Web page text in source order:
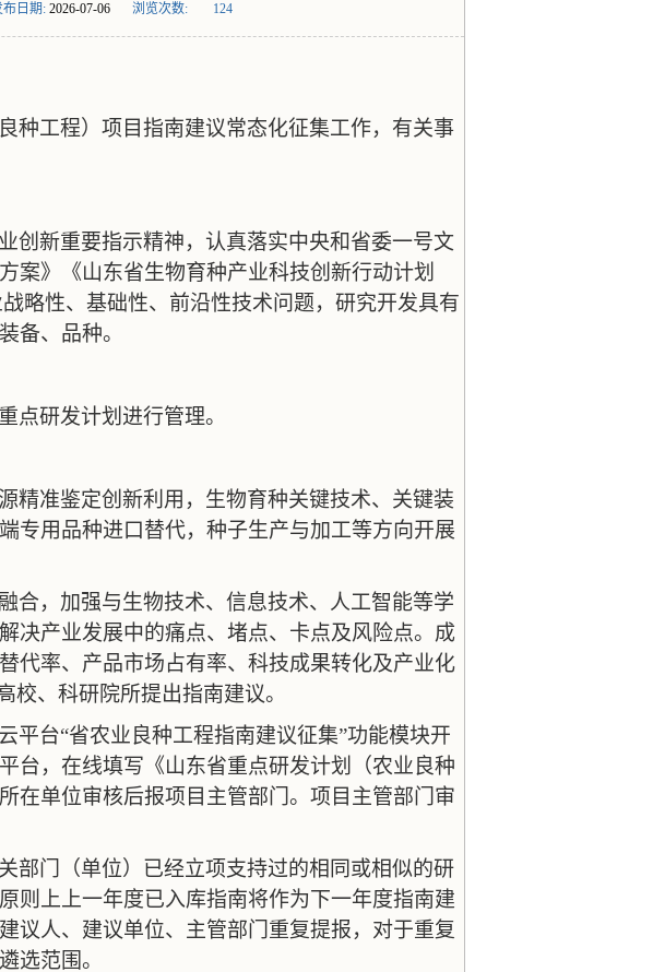
布日期: 2026-07-06 浏览次数: 124
种工程）项目指南建议常态化征集工作，有关事
创新重要指示精神，认真落实中央和省委一号文
案》《山东省生物育种产业科技创新行动计划
略性、基础性、前沿性技术问题，研究开发具有
备、品种。
点研发计划进行管理。
精准鉴定创新利用，生物育种关键技术、关键装
专用品种进口替代，种子生产与加工等方向开展
合，加强与生物技术、信息技术、人工智能等学
决产业发展中的痛点、堵点、卡点及风险点。成
代率、产品市场占有率、科技成果转化及产业化
校、科研院所提出指南建议。
平台“省农业良种工程指南建议征集”功能模块开
台，在线填写《山东省重点研发计划（农业良种
在单位审核后报项目主管部门。项目主管部门审
部门（单位）已经立项支持过的相同或相似的研
则上上一年度已入库指南将作为下一年度指南建
议人、建议单位、主管部门重复提报，对于重复
选范围。